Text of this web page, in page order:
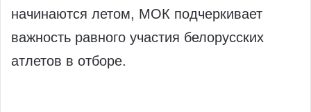
начинаются летом, МОК подчеркивает
важность равного участия белорусских
атлетов в отборе.